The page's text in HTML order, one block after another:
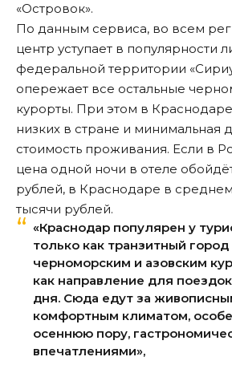
«Островок».
По данным сервиса, во всем
центр уступает в популярности
федеральной территории
опережает все остальные
курорты. При этом в
низких в стране и минимальная
стоимость проживания. Если в
цена одной ночи в отеле
рублей, в Краснодаре в среднем
тысячи рублей.
«Краснодар популярен у
только как транзитный город
черноморским и азовским
как направление для
дня. Сюда едут за
комфортным климатом,
осеннюю пору,
впечатлениями»,